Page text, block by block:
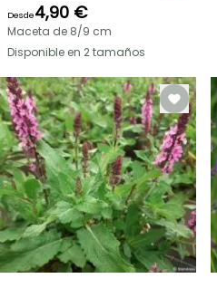
Desde4,90 €
Maceta de 8/9 cm
Disponible en 2 tamaños